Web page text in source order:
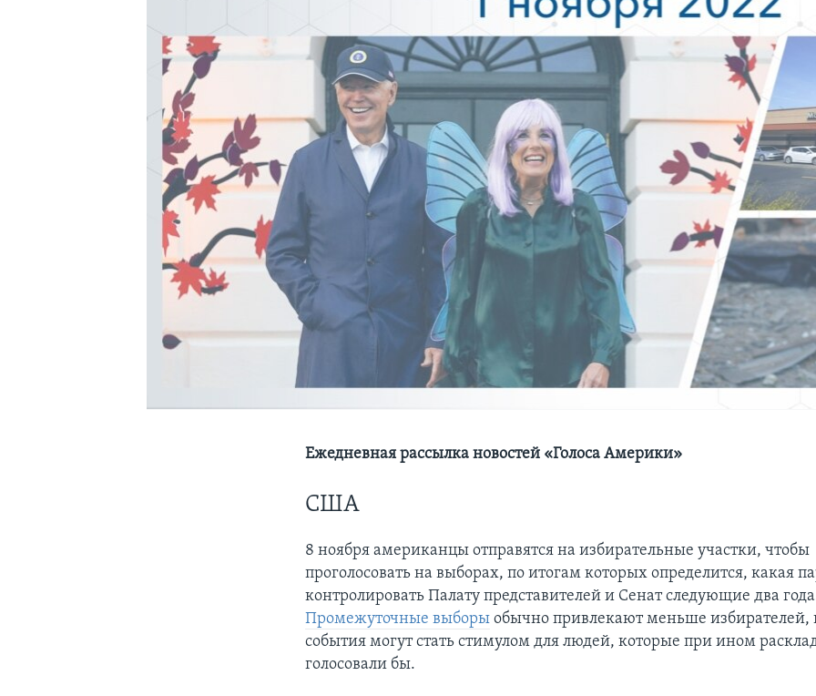
Ежедневная рассылка новостей «Голоса Америки»
США
8 ноября американцы отправятся на избирательные участки, чтобы
проголосовать на выборах, по итогам которых определится, какая
контролировать Палату представителей и Сенат следующие два
Промежуточные выборы обычно привлекают меньше избирателей,
события могут стать стимулом для людей, которые при ином
голосовали бы.